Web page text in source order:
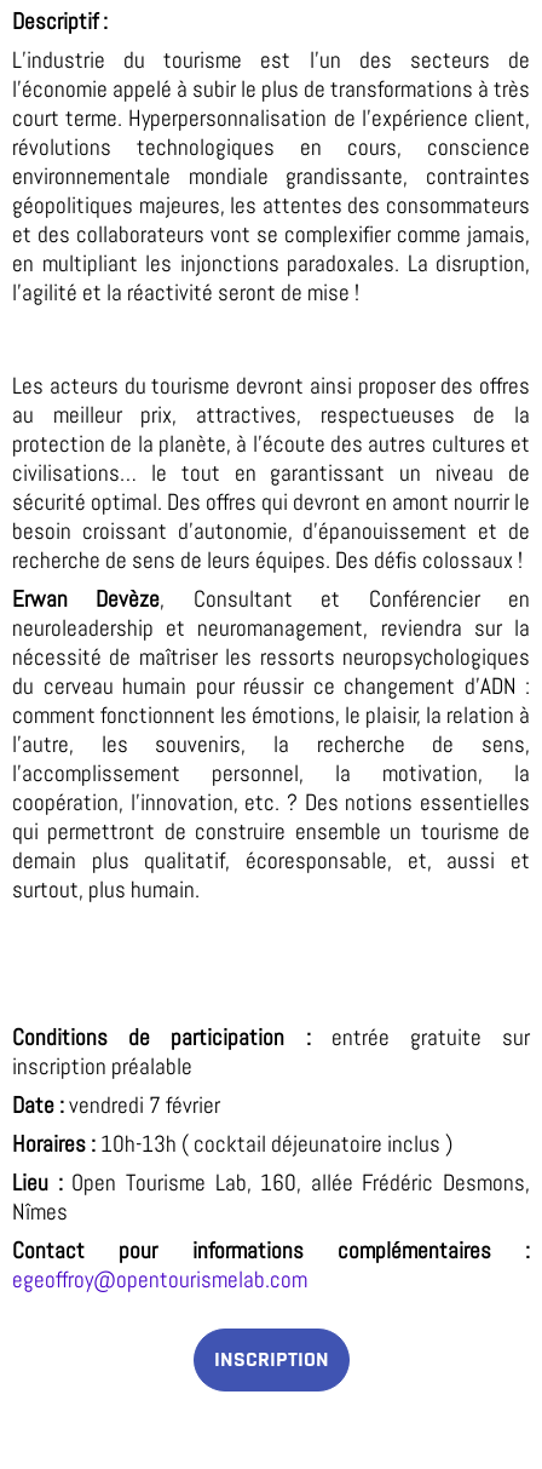
Descriptif :
L’industrie du tourisme est l’un des secteurs de
l’économie appelé à subir le plus de transformations à très
court terme. Hyperpersonnalisation de l’expérience client,
révolutions technologiques en cours, conscience
environnementale mondiale grandissante, contraintes
géopolitiques majeures, les attentes des consommateurs
et des collaborateurs vont se complexifier comme jamais,
en multipliant les injonctions paradoxales. La disruption,
l’agilité et la réactivité seront de mise !
Les acteurs du tourisme devront ainsi proposer des offres
au meilleur prix, attractives, respectueuses de la
protection de la planète, à l’écoute des autres cultures et
civilisations… le tout en garantissant un niveau de
sécurité optimal. Des offres qui devront en amont nourrir le
besoin croissant d’autonomie, d’épanouissement et de
recherche de sens de leurs équipes. Des défis colossaux !
Erwan Devèze, Consultant et Conférencier en
neuroleadership et neuromanagement, reviendra sur la
nécessité de maîtriser les ressorts neuropsychologiques
du cerveau humain pour réussir ce changement d’ADN :
comment fonctionnent les émotions, le plaisir, la relation à
l’autre, les souvenirs, la recherche de sens,
l’accomplissement personnel, la motivation, la
coopération, l’innovation, etc. ? Des notions essentielles
qui permettront de construire ensemble un tourisme de
demain plus qualitatif, écoresponsable, et, aussi et
surtout, plus humain.
Conditions de participation : entrée gratuite sur
inscription préalable
Date :vendredi 7 février
Horaires : 10h-13h ( cocktail déjeunatoire inclus )
Lieu :Open Tourisme Lab, 160, allée Frédéric Desmons,
Nîmes
Contact pour informations complémentaires :
egeoffroy@opentourismelab.com
INSCRIPTION